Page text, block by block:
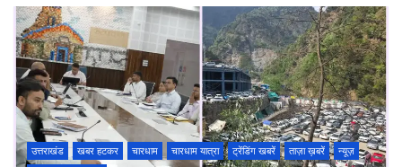
ce
b
o
o
k
tt
er
at
s
A
p
p
er
es
t
ar
e
उत्तराखंड खबर हटकर चारधाम चारधाम यात्रा ट्रेंडिंग खबरें ताज़ा ख़बरें
न्यूज़